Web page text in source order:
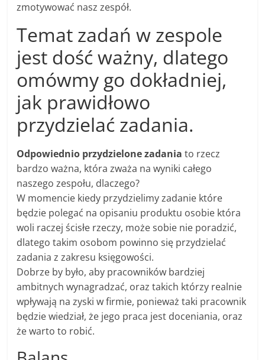
zmotywować nasz zespół.
Temat zadań w zespole
jest dość ważny, dlatego
omówmy go dokładniej,
jak prawidłowo
przydzielać zadania.
Odpowiednio przydzielone zadania to rzecz
bardzo ważna, która zważa na wyniki całego
naszego zespołu, dlaczego?
W momencie kiedy przydzielimy zadanie które
będzie polegać na opisaniu produktu osobie która
woli raczej ścisłe rzeczy, może sobie nie poradzić,
dlatego takim osobom powinno się przydzielać
zadania z zakresu księgowości.
Dobrze by było, aby pracowników bardziej
ambitnych wynagradzać, oraz takich którzy realnie
wpływają na zyski w firmie, ponieważ taki pracownik
będzie wiedział, że jego praca jest doceniania, oraz
że warto to robić.